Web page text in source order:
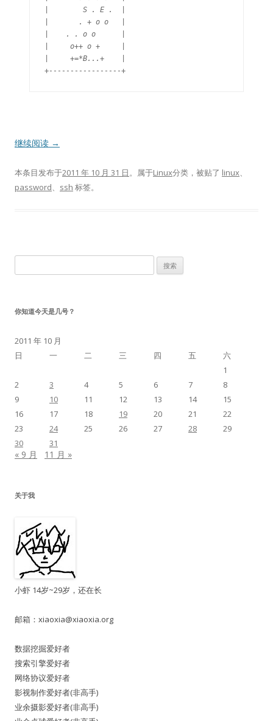
|        S . E .  |
|       . + o o   |
|    . . o o      |
|     o++ o +     |
|     +=*B...+    |
继续阅读 →
本条目发布于2011 年 10 月 31 日。属于Linux分类，被贴了 linux、
password、 ssh 标签。
索：
你知道今天是几号？
2011 年 10 月
日
一 二 三 四 五
六
1
2
3 4 5 6 7
8
9
10 11 12 13 14
15
16
17 18 19 20 21
22
23
24 25 26 27 28
29
30
31
« 9 月 11 月 »
关于我
小虾 14岁~29岁，还在长
邮箱： xiaoxia@xiaoxia.org
数据挖掘爱好者
搜索引擎爱好者
网络协议爱好者
影视制作爱好者(非高手)
业余摄影爱好者(非高手)